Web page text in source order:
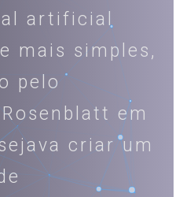
artificial
mais simples,
pelo
em
criar um